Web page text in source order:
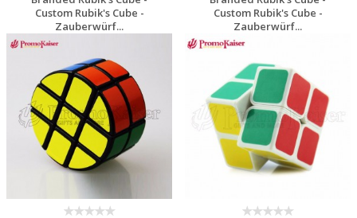
Custom Rubik's Cube -
Zauberwürf...
Preis unverbindlich
anfragen
Custom Rubik's Cube -
Zauberwürf...
Preis unverbindlich
anfragen